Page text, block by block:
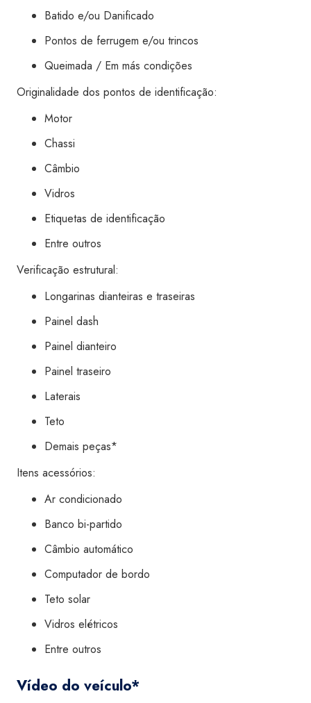
Batido e/ou Danificado
Pontos de ferrugem e/ou trincos
Queimada / Em más condições
Originalidade dos pontos de identificação:
Motor
Chassi
Câmbio
Vidros
Etiquetas de identificação
Entre outros
Verificação estrutural:
Longarinas dianteiras e traseiras
Painel dash
Painel dianteiro
Painel traseiro
Laterais
Teto
Demais peças*
Itens acessórios:
Ar condicionado
Banco bi-partido
Câmbio automático
Computador de bordo
Teto solar
Vidros elétricos
Entre outros
Vídeo do veículo*